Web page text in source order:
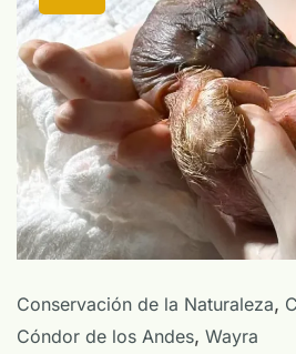
Conservación de la Naturaleza,
Cóndor de los Andes, Wayra